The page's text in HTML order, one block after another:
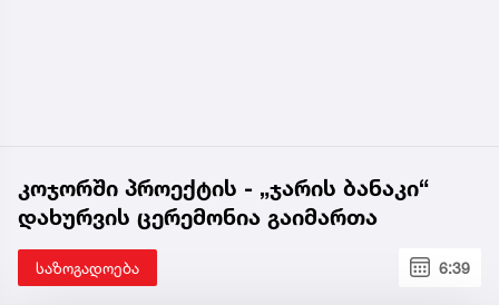
კოჯორში პროექტის - „ჯარის ბანაკი“
დახურვის ცერემონია გაიმართა
საზოგადოება 6:39